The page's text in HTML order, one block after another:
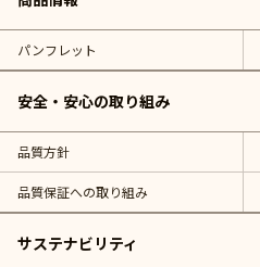
パンフレット
安全・安心の取り組み
品質方針
品質保証への取り組み
サステナビリティ